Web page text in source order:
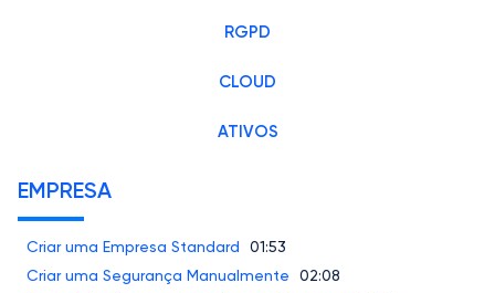
RGPD
CLOUD
ATIVOS
EMPRESA
Criar uma Empresa Standard
01:53
Criar uma Segurança Manualmente
02:08